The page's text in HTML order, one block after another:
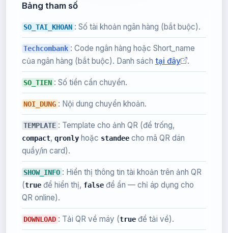
Bảng tham số
SO_TAI_KHOAN : Số tài khoản ngân hàng (bắt buộc).
Techcombank : Code ngân hàng hoặc Short_name
của ngân hàng (bắt buộc). Danh sách tại đây .
SO_TIEN : Số tiền cần chuyển.
NOI_DUNG : Nội dung chuyển khoản.
TEMPLATE : Template cho ảnh QR (để trống,
compact, qronlyhoặc standeecho mã QR dán
quầy/in card).
SHOW_INFO : Hiển thị thông tin tài khoản trên ảnh QR
(trueđể hiển thị, falseđể ẩn — chỉ áp dụng cho
QR online).
DOWNLOAD : Tải QR về máy (trueđể tải về).